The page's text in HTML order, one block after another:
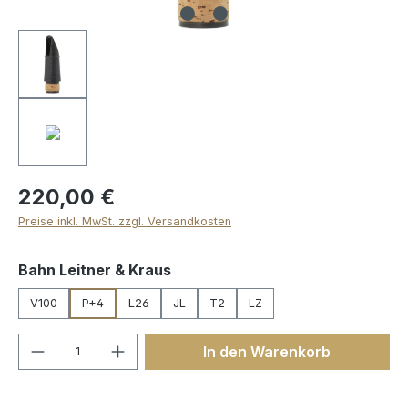
220,00 €
Preise inkl. MwSt. zzgl. Versandkosten
Bahn Leitner & Krausauswählen
V100 P+4 L26 JL T2 LZ
Produkt Anzahl: Gib denIn den Warenkorb